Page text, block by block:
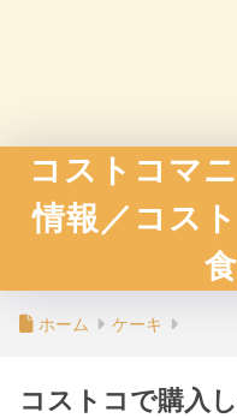
コストコマ
情報／コス
ホーム ケーキ
コストコで購入